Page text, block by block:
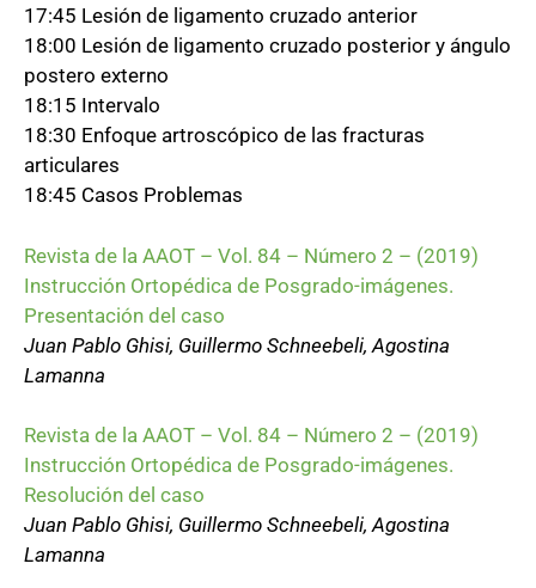
17:45 Lesión de ligamento cruzado anterior
18:00 Lesión de ligamento cruzado posterior y ángulo
postero externo
18:15 Intervalo
18:30 Enfoque artroscópico de las fracturas
articulares
18:45 Casos Problemas
Revista de la AAOT – Vol. 84 – Número 2 – (2019)
Instrucción Ortopédica de Posgrado-imágenes.
Presentación del caso
Juan Pablo Ghisi, Guillermo Schneebeli, Agostina
Lamanna
Revista de la AAOT – Vol. 84 – Número 2 – (2019)
Instrucción Ortopédica de Posgrado-imágenes.
Resolución del caso
Juan Pablo Ghisi, Guillermo Schneebeli, Agostina
Lamanna